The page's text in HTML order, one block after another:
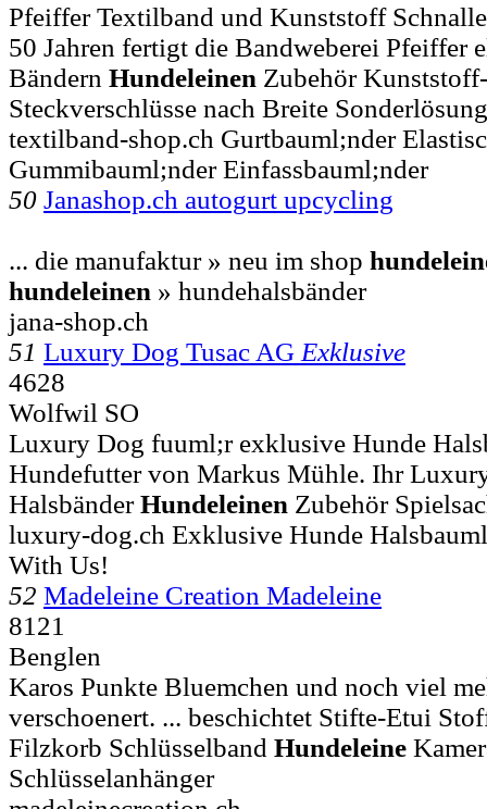
Pfeiffer Textilband und Kunststoff
50 Jahren fertigt die Bandweberei Pfeiffer
Bändern Hundeleinen Zubehör
Steckverschlüsse nach Breite
textilband-shop.ch Gurtbauml;nder
Gummibauml;nder Einfassbauml;nder
50 Janashop.ch autogurt upcycling
... die manufaktur » neu im shop
hundeleinen » hundehalsbänder
jana-shop.ch
51 Luxury Dog Tusac AG Exklusive
4628
Wolfwil SO
Luxury Dog fuuml;r exklusive Hunde
Hundefutter von Markus Mühle. Ihr
HalsbänderHundeleinen Zubehör
luxury-dog.ch Exklusive Hunde
With Us!
52 Madeleine Creation Madeleine
8121
Benglen
Karos Punkte Bluemchen und noch viel
verschoenert. ... beschichtet Stifte-Etui
Filzkorb Schlüsselband Hundeleine
Schlüsselanhänger